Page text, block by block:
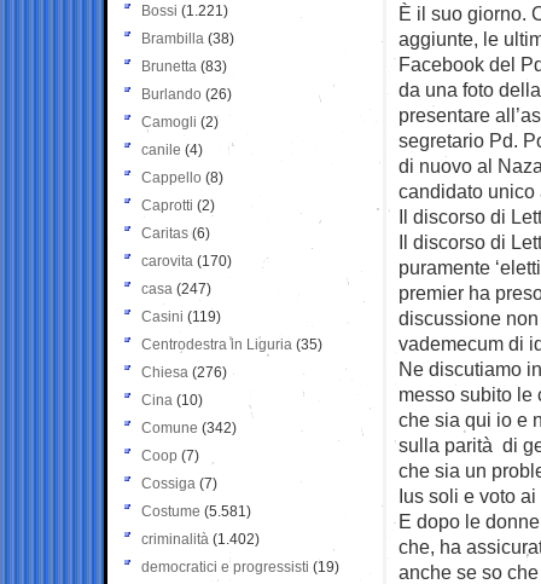
È il suo giorno.
aggiunte, le
Facebook del
da una foto
presentare
segretario Pd.
di nuovo al
candidato unico
Il discorso di
Il discorso di
puramente
premier ha
discussione
vademecum di
Ne discutiamo
messo subito le
che sia qui io e
sulla parità di
che sia un
Ius soli e voto
E dopo le
che, ha
anche se so
Bossi (1.221)
Brambilla (38)
Brunetta (83)
Burlando (26)
Camogli (2)
canile (4)
Cappello (8)
Caprotti (2)
Caritas (6)
carovita (170)
casa (247)
Casini (119)
Centrodestra in Liguria (35)
Chiesa (276)
Cina (10)
Comune (342)
Coop (7)
Cossiga (7)
Costume (5.581)
criminalità (1.402)
democratici e progressisti (19)